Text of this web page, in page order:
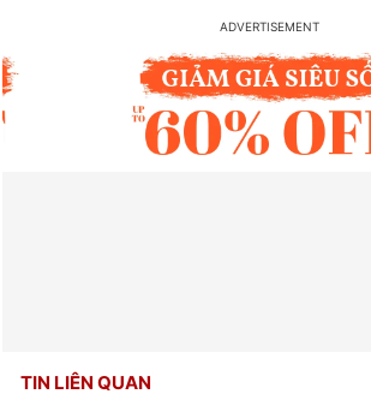
TIN LIÊN QUAN